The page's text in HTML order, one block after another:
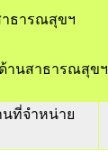
ธารณสุขฯ
านสาธารณสุขฯ
ที่จำหน่าย